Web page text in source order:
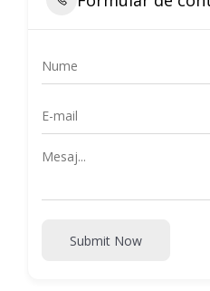
Submit Now